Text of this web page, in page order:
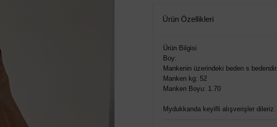
Ürün Özellikleri
Ürün Bilgisi
Boy:
Mankenin üzerindeki beden s bedendir.
Manken kg: 52
Manken Boyu: 1.70
Mydukkanda keyifli alışverişler dileriz.